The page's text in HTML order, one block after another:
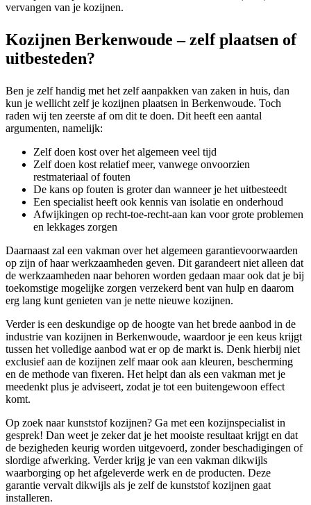
vervangen van je kozijnen.
Kozijnen Berkenwoude – zelf plaatsen of
uitbesteden?
Ben je zelf handig met het zelf aanpakken van zaken in huis, dan
kun je wellicht zelf je kozijnen plaatsen in Berkenwoude. Toch
raden wij ten zeerste af om dit te doen. Dit heeft een aantal
argumenten, namelijk:
Zelf doen kost over het algemeen veel tijd
Zelf doen kost relatief meer, vanwege onvoorzien
restmateriaal of fouten
De kans op fouten is groter dan wanneer je het uitbesteedt
Een specialist heeft ook kennis van isolatie en onderhoud
Afwijkingen op recht-toe-recht-aan kan voor grote problemen
en lekkages zorgen
Daarnaast zal een vakman over het algemeen garantievoorwaarden
op zijn of haar werkzaamheden geven. Dit garandeert niet alleen dat
de werkzaamheden naar behoren worden gedaan maar ook dat je bij
toekomstige mogelijke zorgen verzekerd bent van hulp en daarom
erg lang kunt genieten van je nette nieuwe kozijnen.
Verder is een deskundige op de hoogte van het brede aanbod in de
industrie van kozijnen in Berkenwoude, waardoor je een keus krijgt
tussen het volledige aanbod wat er op de markt is. Denk hierbij niet
exclusief aan de kozijnen zelf maar ook aan kleuren, bescherming
en de methode van fixeren. Het helpt dan als een vakman met je
meedenkt plus je adviseert, zodat je tot een buitengewoon effect
komt.
Op zoek naar kunststof kozijnen? Ga met een kozijnspecialist in
gesprek! Dan weet je zeker dat je het mooiste resultaat krijgt en dat
de bezigheden keurig worden uitgevoerd, zonder beschadigingen of
slordige afwerking. Verder krijg je van een vakman dikwijls
waarborging op het afgeleverde werk en de producten. Deze
garantie vervalt dikwijls als je zelf de kunststof kozijnen gaat
installeren.